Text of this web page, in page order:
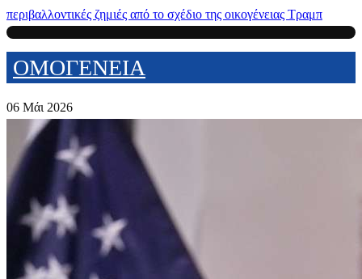
περιβαλλοντικές ζημιές από το σχέδιο της οικογένειας Τραμπ
ΟΜΟΓΕΝΕΙΑ
06 Μάι 2026